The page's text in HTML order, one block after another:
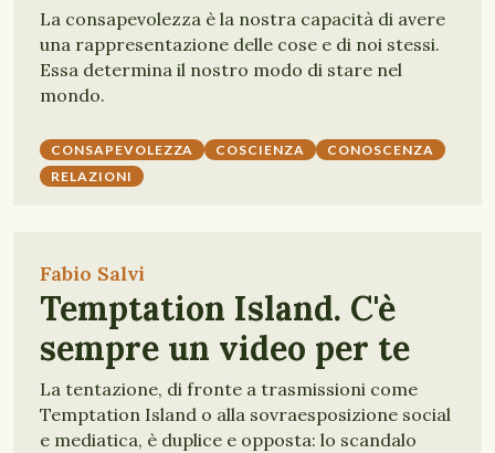
La consapevolezza è la nostra capacità di avere
una rappresentazione delle cose e di noi stessi.
Essa determina il nostro modo di stare nel
mondo.
CONSAPEVOLEZZA COSCIENZA
CONOSCENZA
RELAZIONI
Fabio Salvi
Temptation Island. C'è
sempre un video per te
La tentazione, di fronte a trasmissioni come
Temptation Island o alla sovraesposizione social
e mediatica, è duplice e opposta: lo scandalo